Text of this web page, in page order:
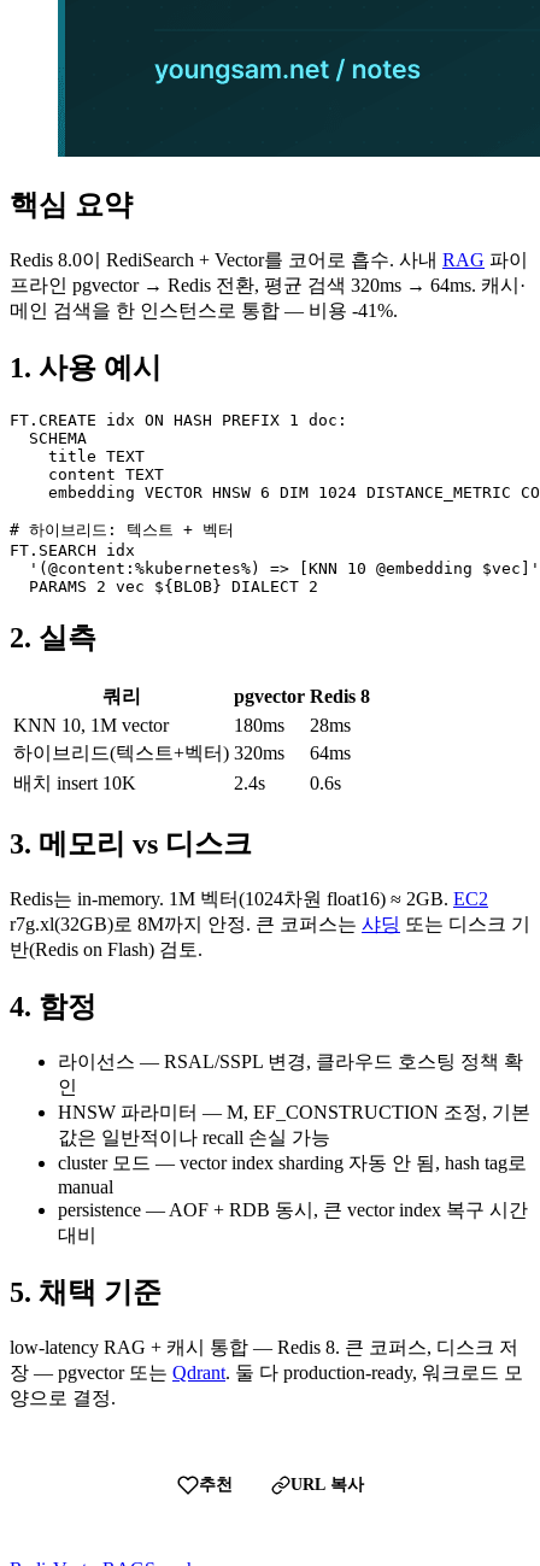
핵심 요약
Redis 8.0이 RediSearch + Vector를 코어로 흡수. 사내 RAG 파이
프라인 pgvector → Redis 전환, 평균 검색 320ms → 64ms. 캐시·
메인 검색을 한 인스턴스로 통합 — 비용 -41%.
1. 사용 예시
FT.CREATE idx ON HASH PREFIX 1 doc:
  SCHEMA
    title TEXT
    content TEXT
embedding VECTOR HNSW 6 DIM 1024 DISTANCE_METRIC
# 하이브리드: 텍스트 + 벡터
FT.SEARCH idx
  '(@content:%kubernetes%) => [KNN 10 @embedding $vec]'
  PARAMS 2 vec ${BLOB} DIALECT 2
2. 실측
쿼리 pgvector Redis 8
KNN 10, 1M vector
180ms
28ms
하이브리드(텍스트+벡터) 320ms
64ms
배치 insert 10K
2.4s 0.6s
3. 메모리 vs 디스크
Redis는 in-memory. 1M 벡터(1024차원 float16) ≈ 2GB. EC2
r7g.xl(32GB)로 8M까지 안정. 큰 코퍼스는 샤딩 또는 디스크 기
반(Redis on Flash) 검토.
4. 함정
라이선스 — RSAL/SSPL 변경, 클라우드 호스팅 정책 확
인
HNSW 파라미터 — M, EF_CONSTRUCTION 조정, 기본
값은 일반적이나 recall 손실 가능
cluster 모드 — vector index sharding 자동 안 됨, hash tag로
manual
persistence — AOF + RDB 동시, 큰 vector index 복구 시간
대비
5. 채택 기준
low-latency RAG + 캐시 통합 — Redis 8. 큰 코퍼스, 디스크 저
장 — pgvector 또는 Qdrant. 둘 다 production-ready, 워크로드 모
양으로 결정.
추천 URL 복사